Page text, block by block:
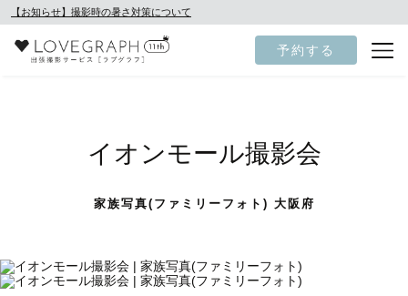
【お知らせ】撮影時の暑さ対策について
予約する
イオンモール撮影会
家族写真(ファミリーフォト) 大阪府